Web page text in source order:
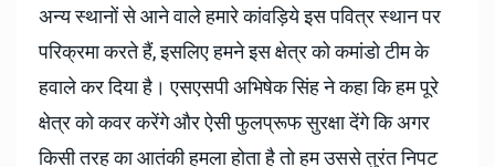
अन्य स्थानों से आने वाले हमारे कांवड़िये इस पवित्र स्थान पर
परिक्रमा करते हैं, इसलिए हमने इस क्षेत्र को कमांडो टीम के
हवाले कर दिया है। एसएसपी अभिषेक सिंह ने कहा कि हम पूरे
क्षेत्र को कवर करेंगे और ऐसी फुलप्रूफ सुरक्षा देंगे कि अगर
किसी तरह का आतंकी हमला होता है तो हम उससे तुरंत निपट